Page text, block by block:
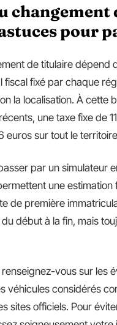
pour
de titulaire dépend
fiscal fixé par chaque
la localisation. À cette
une taxe fixe de
euros sur tout le
par un simulateur
une
de première
début à la fin, mais
vous sur les
véhicules considérés
sites officiels. Pour